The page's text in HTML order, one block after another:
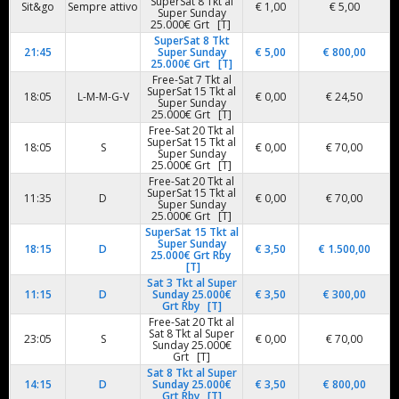
Sit&go Sempre attivo Super Sunday
25.000€ Grt [T]
€ 1,00 € 5,00
21:45
SuperSat 8 Tkt
Super Sunday
25.000€ Grt [T]
€ 5,00 € 800,00
18:05 L-M-M-G-V
Free-Sat 7 Tkt al
SuperSat 15 Tkt al
Super Sunday
25.000€ Grt [T]
€ 0,00 € 24,50
18:05 S
Free-Sat 20 Tkt al
SuperSat 15 Tkt al
Super Sunday
25.000€ Grt [T]
€ 0,00 € 70,00
11:35 D
Free-Sat 20 Tkt al
SuperSat 15 Tkt al
Super Sunday
25.000€ Grt [T]
€ 0,00 € 70,00
18:15 D
SuperSat 15 Tkt al
Super Sunday
25.000€ Grt Rby
[T]
€ 3,50 € 1.500,00
11:15 D
Sat 3 Tkt al Super
Sunday 25.000€
Grt Rby [T]
€ 3,50 € 300,00
23:05 S
Free-Sat 20 Tkt al
Sat 8 Tkt al Super
Sunday 25.000€
Grt [T]
€ 0,00 € 70,00
14:15 D
Sat 8 Tkt al Super
Sunday 25.000€ € 3,50 € 800,00